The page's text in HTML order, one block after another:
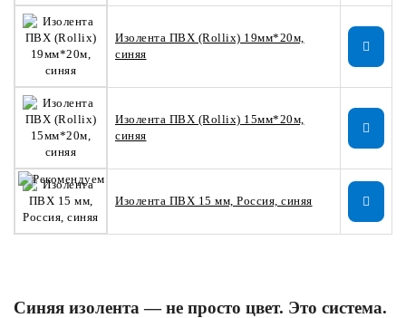
Изолента ПВХ (Rollix) 19мм*20м,
синяя
Изолента ПВХ (Rollix) 15мм*20м,
синяя
Изолента ПВХ 15 мм, Россия, синяя
Синяя изолента — не просто цвет. Это система.